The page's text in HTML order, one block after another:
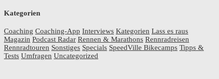
Kategorien
Coaching Coaching-App Interviews Kategorien Lass es raus
Magazin Podcast Radar Rennen & Marathons Rennradreisen
Rennradtouren Sonstiges Specials SpeedVille Bikecamps Tipps &
Tests Umfragen Uncategorized